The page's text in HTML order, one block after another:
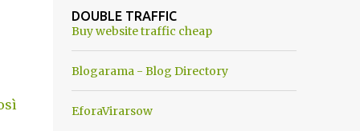
alcuna notizia di un'invasione dello spazio
aereo NATO da parte di un robot chiamato
ancora una fantasia Nato o forse una "False
che difficilmente da menti sane, potrebbe
DOUBLE TRAFFIC
Buy website traffic cheap
Blogarama - Blog Directory
EforaVirarsow